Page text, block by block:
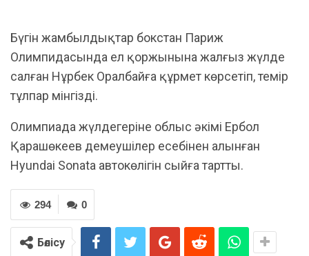
Бүгін жамбылдықтар бокстан Париж
Олимпидасында ел қоржынына жалғыз жүлде
салған Нұрбек Оралбайға құрмет көрсетіп, темір
тұлпар мінгізді.
Олимпиада жүлдегеріне облыс әкімі Ербол
Қарашөкеев демеушілер есебінен алынған
Hyundai Sonata автокөлігін сыйға тартты.
0
294
Бөлісу